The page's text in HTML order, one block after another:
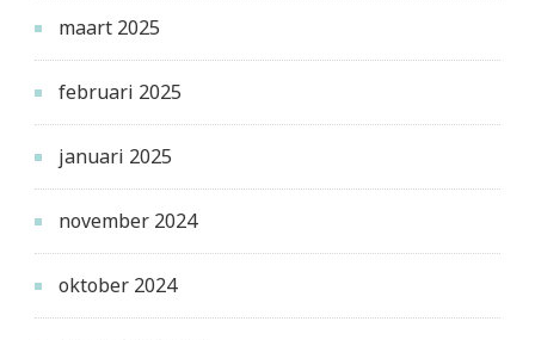
maart 2025
februari 2025
januari 2025
november 2024
oktober 2024